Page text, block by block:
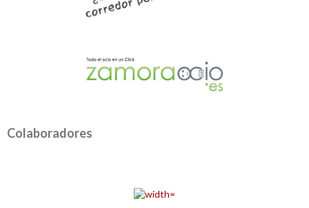
Colaboradores